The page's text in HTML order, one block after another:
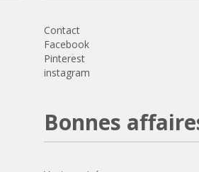
Contact
Facebook
Pinterest
instagram
Bonnes